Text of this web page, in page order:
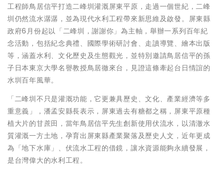
工程師鳥居信平打造二峰圳灌溉屏東平原，走過一個世紀，二峰
圳仍然流水潺潺，並為現代水利工程帶來新思維及啟發。屏東縣
政府6月份起以「二峰圳，謝謝你」為主軸，舉辦一系列百年紀
念活動，包括紀念典禮、國際學術研討會、走讀導覽、繪本出版
等，涵蓋水利、文化歷史及生態觀光，並特別邀請鳥居信平的孫
子日本東京大學名譽教授鳥居徹來台，見證這條牽起台日情誼的
水圳百年風華。
「二峰圳不只是灌溉功能，它更兼具歷史、文化、產業經濟等多
重意義」，潘孟安縣長表示，屏東過去有糖都之稱，屏東平原種
植大片的甘蔗田，當年鳥居信平先生創新使用伏流水，以清澈水
質灌溉一方土地，孕育出屏東縣產業聚落及歷史人文，近年更成
為「地下水庫」、伏流水工程的借鏡，讓水資源能夠永續發展，
是台灣偉大的水利工程。